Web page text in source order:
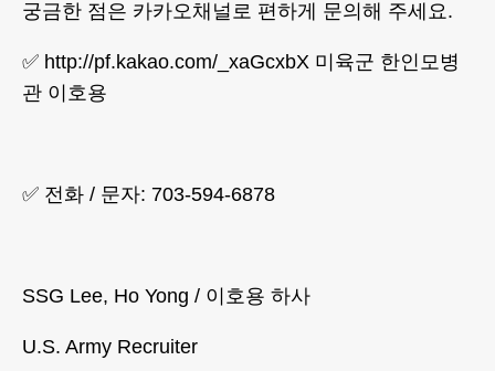
궁금한 점은 카카오채널로 편하게 문의해 주세요.
✅ http://pf.kakao.com/_xaGcxbX 미육군 한인모병
관 이호용
✅ 전화 / 문자: 703-594-6878
SSG Lee, Ho Yong / 이호용 하사
U.S. Army Recruiter